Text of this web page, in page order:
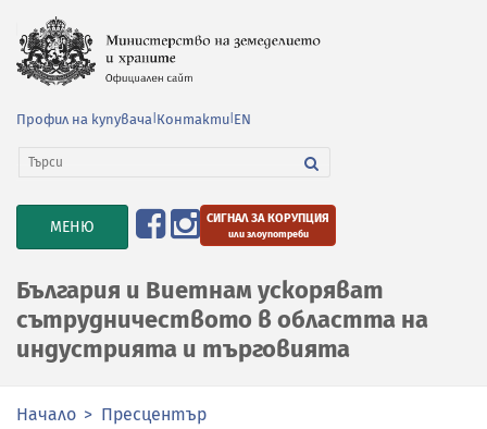
Профил на купувача Контакти EN
TOGGLE
NAVIGATION
МЕНЮ СИГНАЛ ЗА КОРУПЦИЯ
или злоупотреби
България и Виетнам ускоряват
сътрудничеството в областта на
индустрията и търговията
Начало Пресцентър